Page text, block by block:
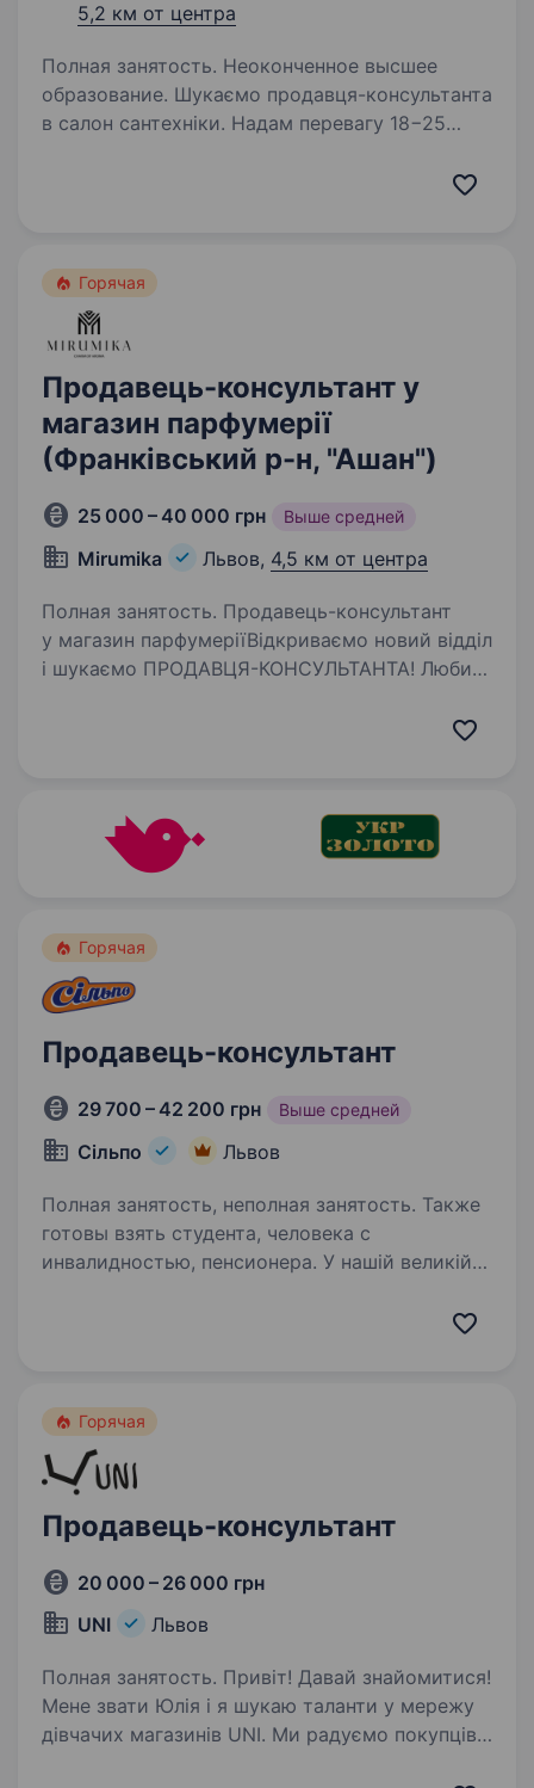
5,2 км от центра
Полная занятость. Неоконченное высшее
образование. Шукаємо продавця-консультанта
в салон сантехніки. Надам перевагу 18−25
Горячая
Продавець-консультант у
магазин парфумерії
(Франківський р-н, "Ашан")
25 000 – 40 000 грн Выше средней
Mirumika Львов, 4,5 км от центра
Полная занятость. Продавець-консультант
у магазин парфумеріїВідкриваємо новий відділ
і шукаємо ПРОДАВЦЯ-КОНСУЛЬТАНТА! Любиш
добре заробляти? Тоді ця вакансія саме для
Горячая
Продавець-консультант
29 700 – 42 200 грн Выше средней
Сільпо Львов
Полная занятость, неполная занятость. Также
готовы взять студента, человека с
инвалидностью, пенсионера. У нашій великій
наполегливим! Тож якщо ви енергійні, ввічливі,
обов’язками будуть: Люб’язне
обслуговування…
Горячая
Продавець-консультант
20 000 – 26 000 грн
UNI
Львов
Полная занятость. Привіт! Давай знайомитися!
Мене звати Юлія і я шукаю таланти у мережу
дівчачих магазинів UNI. Ми радуємо покупців